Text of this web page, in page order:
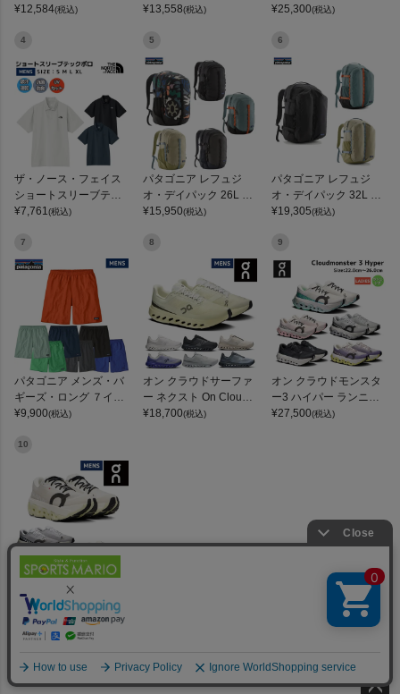
PATAGONIA MS TERR
¥12,584(税込)
ONIA MS HOUDINI JKT
¥13,558(税込)
t Amp
¥25,300(税込)
4
ザ・ノース・フェイス
ショートスリーブテッ
クポロ THE NORTH FA
¥7,761 (税込)
5
パタゴニア レフュジ
オ・デイパック 26L PA
TAGONIA REFUGIO DA
¥15,950(税込)
6
パタゴニア レフュジ
オ・デイパック 32L PA
TAGONIA REFUGIO DA
¥19,305(税込)
7
パタゴニア メンズ・バ
ギーズ・ロング ７イン
チ Patagonia Men's Ba
¥9,900(税込)
8
オン クラウドサーファ
ー ネクスト On Clouds
urfer Next
¥18,700(税込)
9
オン クラウドモンスタ
ー3 ハイパー ランニン
グシューズ ランシュー
¥27,500(税込)
10
ー3 ハイパー On Cloud
monster 3 Hyper
27,500 (税込)